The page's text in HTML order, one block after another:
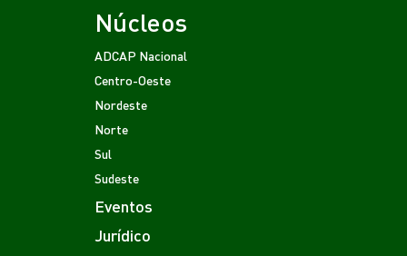
Núcleos
ADCAP Nacional
Centro-Oeste
Nordeste
Norte
Sul
Sudeste
Eventos
Jurídico